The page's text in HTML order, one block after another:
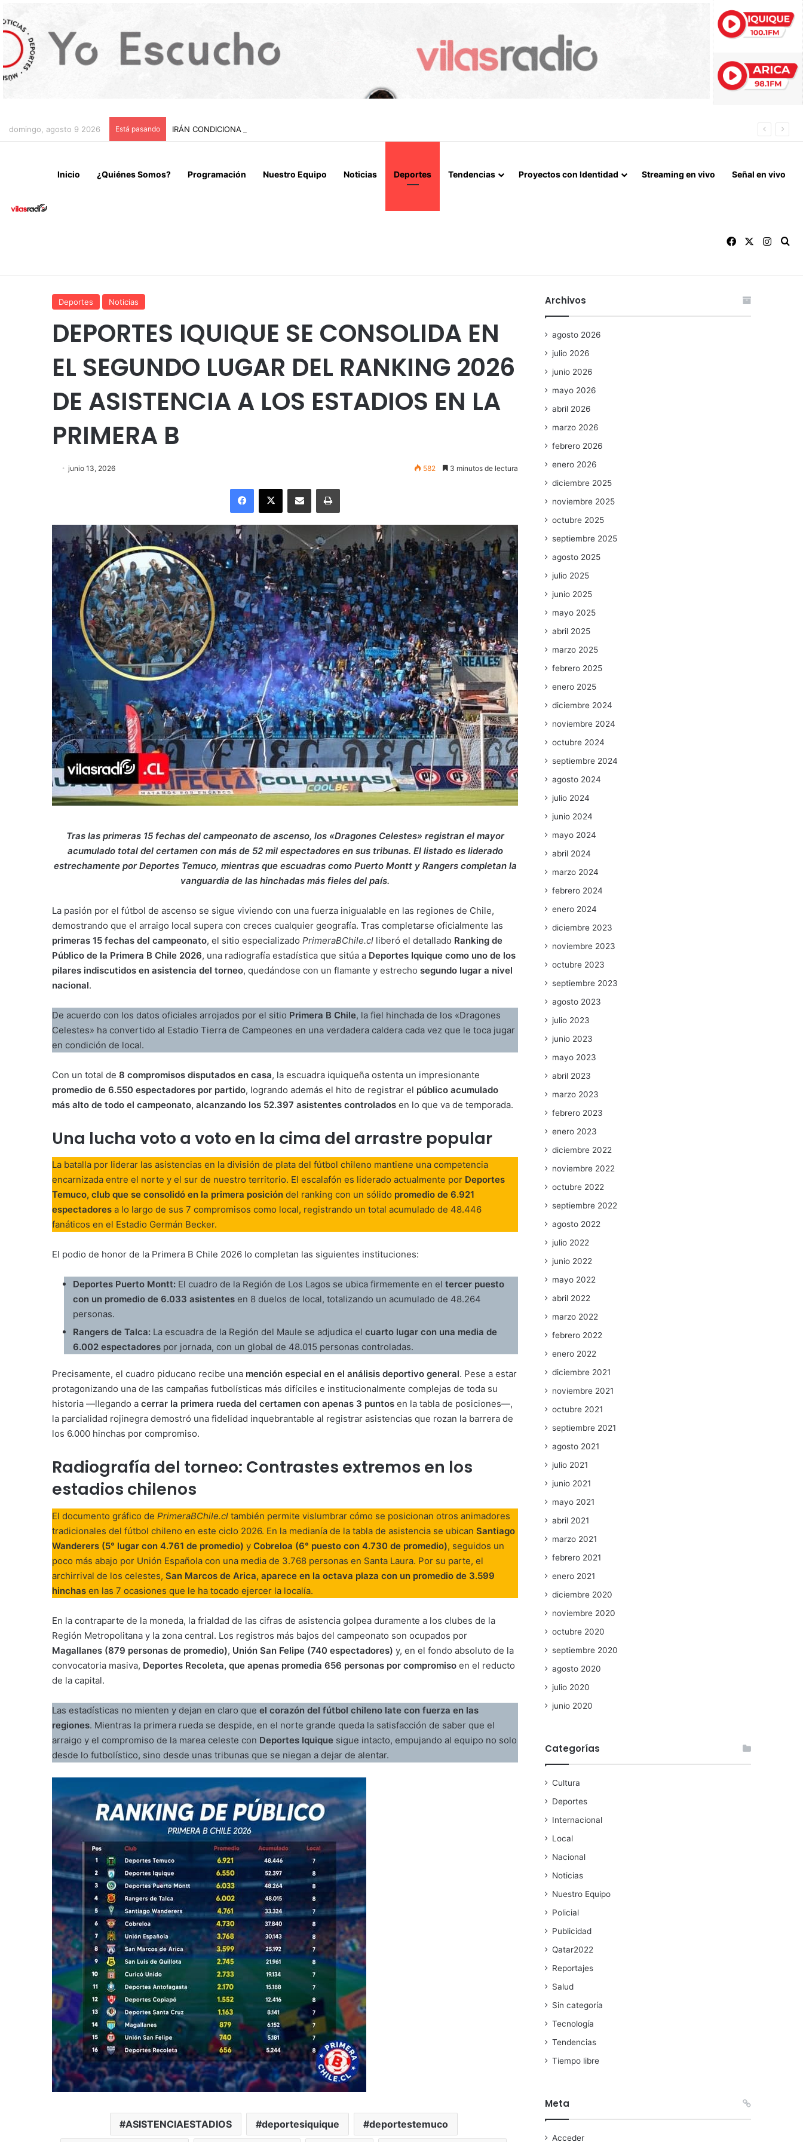
domingo, agosto 9 2026 Está pasando IRÁN CONDICIONA LA REAPERTURA DEL ESTRECHO DE ORMUZ Y EXIGE A ESTADOS UNIDOS EL FIN DEL BLOQUEO Y REPARACIONES DE GUERRA
Inicio ¿Quiénes Somos? Programación Nuestro Equipo Noticias Deportes Tendencias Proyectos con Identidad Streaming en vivo Señal en vivo
Facebook
Deportes Noticias
DEPORTES IQUIQUE SE CONSOLIDA EN
EL SEGUNDO LUGAR DEL RANKING 2026
DE ASISTENCIA A LOS ESTADIOS EN LA
PRIMERA B
junio 13, 2026 582 3 minutos de lectura
Facebook
X Enviar vía email Imprimir
Tras las primeras 15 fechas del campeonato de ascenso, los «Dragones Celestes» registran el mayor
acumulado total del certamen con más de 52 mil espectadores en sus tribunas. El listado es liderado
estrechamente por Deportes Temuco, mientras que escuadras como Puerto Montt y Rangers completan la
vanguardia de las hinchadas más fieles del país.
La pasión por el fútbol de ascenso se sigue viviendo con una fuerza inigualable en las regiones de Chile,
demostrando que el arraigo local supera con creces cualquier geografía. Tras completarse oficialmente las
primeras 15 fechas del campeonato, el sitio especializado PrimeraBChile.cl liberó el detallado Ranking de
Público de la Primera B Chile 2026, una radiografía estadística que sitúa a Deportes Iquique como uno de los
pilares indiscutidos en asistencia del torneo, quedándose con un flamante y estrecho segundo lugar a nivel
nacional.
De acuerdo con los datos oficiales arrojados por el sitio Primera B Chile, la fiel hinchada de los «Dragones
Celestes» ha convertido al Estadio Tierra de Campeones en una verdadera caldera cada vez que le toca jugar
en condición de local.
Con un total de 8 compromisos disputados en casa, la escuadra iquiqueña ostenta un impresionante
promedio de 6.550 espectadores por partido, logrando además el hito de registrar el público acumulado
más alto de todo el campeonato, alcanzando los 52.397 asistentes controlados en lo que va de temporada.
Una lucha voto a voto en la cima del arrastre popular
La batalla por liderar las asistencias en la división de plata del fútbol chileno mantiene una competencia
encarnizada entre el norte y el sur de nuestro territorio. El escalafón es liderado actualmente por Deportes
Temuco, club que se consolidó en la primera posición del ranking con un sólido promedio de 6.921
espectadores a lo largo de sus 7 compromisos como local, registrando un total acumulado de 48.446
fanáticos en el Estadio Germán Becker.
El podio de honor de la Primera B Chile 2026 lo completan las siguientes instituciones:
Deportes Puerto Montt: El cuadro de la Región de Los Lagos se ubica firmemente en el tercer puesto
con un promedio de 6.033 asistentes en 8 duelos de local, totalizando un acumulado de 48.264
personas.
Rangers de Talca: La escuadra de la Región del Maule se adjudica el cuarto lugar con una media de
6.002 espectadores por jornada, con un global de 48.015 personas controladas.
Precisamente, el cuadro piducano recibe una mención especial en el análisis deportivo general. Pese a estar
protagonizando una de las campañas futbolísticas más difíciles e institucionalmente complejas de toda su
historia —llegando a cerrar la primera rueda del certamen con apenas 3 puntos en la tabla de posiciones—,
la parcialidad rojinegra demostró una fidelidad inquebrantable al registrar asistencias que rozan la barrera de
los 6.000 hinchas por compromiso.
Radiografía del torneo: Contrastes extremos en los
estadios chilenos
El documento gráfico de PrimeraBChile.cl también permite vislumbrar cómo se posicionan otros animadores
tradicionales del fútbol chileno en este ciclo 2026. En la medianía de la tabla de asistencia se ubican Santiago
Wanderers (5° lugar con 4.761 de promedio) y Cobreloa (6° puesto con 4.730 de promedio), seguidos un
poco más abajo por Unión Española con una media de 3.768 personas en Santa Laura. Por su parte, el
archirrival de los celestes, San Marcos de Arica, aparece en la octava plaza con un promedio de 3.599
hinchas en las 7 ocasiones que le ha tocado ejercer la localía.
En la contraparte de la moneda, la frialdad de las cifras de asistencia golpea duramente a los clubes de la
Región Metropolitana y la zona central. Los registros más bajos del campeonato son ocupados por
Magallanes (879 personas de promedio), Unión San Felipe (740 espectadores) y, en el fondo absoluto de la
convocatoria masiva, Deportes Recoleta, que apenas promedia 656 personas por compromiso en el reducto
de la capital.
Las estadísticas no mienten y dejan en claro que el corazón del fútbol chileno late con fuerza en las
regiones. Mientras la primera rueda se despide, en el norte grande queda la satisfacción de saber que el
arraigo y el compromiso de la marea celeste con Deportes Iquique sigue intacto, empujando al equipo no solo
desde lo futbolístico, sino desde unas tribunas que se niegan a dejar de alentar.
ASISTENCIAESTADIOS deportesiquique deportestemuco
Archivos
agosto 2026
julio 2026
junio 2026
mayo 2026
abril 2026
marzo 2026
febrero 2026
enero 2026
diciembre 2025
noviembre 2025
octubre 2025
septiembre 2025
agosto 2025
julio 2025
junio 2025
mayo 2025
abril 2025
marzo 2025
febrero 2025
enero 2025
diciembre 2024
noviembre 2024
octubre 2024
septiembre 2024
agosto 2024
julio 2024
junio 2024
mayo 2024
abril 2024
marzo 2024
febrero 2024
enero 2024
diciembre 2023
noviembre 2023
octubre 2023
septiembre 2023
agosto 2023
julio 2023
junio 2023
mayo 2023
abril 2023
marzo 2023
febrero 2023
enero 2023
diciembre 2022
noviembre 2022
octubre 2022
septiembre 2022
agosto 2022
julio 2022
junio 2022
mayo 2022
abril 2022
marzo 2022
febrero 2022
enero 2022
diciembre 2021
noviembre 2021
octubre 2021
septiembre 2021
agosto 2021
julio 2021
junio 2021
mayo 2021
abril 2021
marzo 2021
febrero 2021
enero 2021
diciembre 2020
noviembre 2020
octubre 2020
septiembre 2020
agosto 2020
julio 2020
junio 2020
Categorías
Cultura
Deportes
Internacional
Local
Nacional
Noticias
Nuestro Equipo
Policial
Publicidad
Qatar2022
Reportajes
Salud
Sin categoría
Tecnología
Tendencias
Tiempo libre
Meta
Acceder